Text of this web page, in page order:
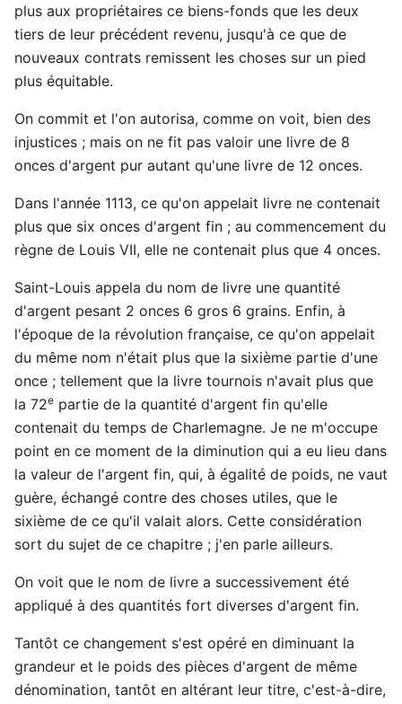
plus aux propriétaires ce biens-fonds que les deux
tiers de leur précédent revenu, jusqu'à ce que de
nouveaux contrats remissent les choses sur un pied
plus équitable.
On commit et l'on autorisa, comme on voit, bien des
injustices ; mais on ne fit pas valoir une livre de 8
onces d'argent pur autant qu'une livre de 12 onces.
Dans l'année 1113, ce qu'on appelait livre ne contenait
plus que six onces d'argent fin ; au commencement du
règne de Louis VII, elle ne contenait plus que 4 onces.
Saint-Louis appela du nom de livre une quantité
d'argent pesant 2 onces 6 gros 6 grains. Enfin, à
l'époque de la révolution française, ce qu'on appelait
du même nom n'était plus que la sixième partie d'une
once ; tellement que la livre tournois n'avait plus que
la 72e partie de la quantité d'argent fin qu'elle
contenait du temps de Charlemagne. Je ne m'occupe
point en ce moment de la diminution qui a eu lieu dans
la valeur de l'argent fin, qui, à égalité de poids, ne vaut
guère, échangé contre des choses utiles, que le
sixième de ce qu'il valait alors. Cette considération
sort du sujet de ce chapitre ; j'en parle ailleurs.
On voit que le nom de livre a successivement été
appliqué à des quantités fort diverses d'argent fin.
Tantôt ce changement s'est opéré en diminuant la
grandeur et le poids des pièces d'argent de même
dénomination, tantôt en altérant leur titre, c'est-à-dire,